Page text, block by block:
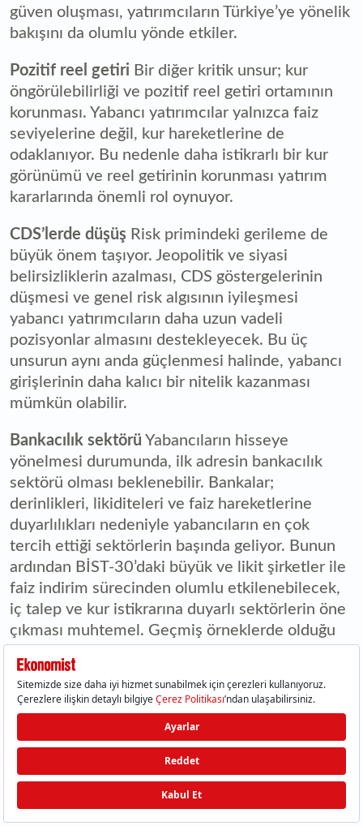
güven oluşması, yatırımcıların Türkiye’ye yönelik
bakışını da olumlu yönde etkiler.
Pozitif reel getiri Bir diğer kritik unsur; kur
öngörülebilirliği ve pozitif reel getiri ortamının
korunması. Yabancı yatırımcılar yalnızca faiz
seviyelerine değil, kur hareketlerine de
odaklanıyor. Bu nedenle daha istikrarlı bir kur
görünümü ve reel getirinin korunması yatırım
kararlarında önemli rol oynuyor.
CDS’lerde düşüş Risk primindeki gerileme de
büyük önem taşıyor. Jeopolitik ve siyasi
belirsizliklerin azalması, CDS göstergelerinin
düşmesi ve genel risk algısının iyileşmesi
yabancı yatırımcıların daha uzun vadeli
pozisyonlar almasını destekleyecek. Bu üç
unsurun aynı anda güçlenmesi halinde, yabancı
girişlerinin daha kalıcı bir nitelik kazanması
mümkün olabilir.
Bankacılık sektörü Yabancıların hisseye
yönelmesi durumunda, ilk adresin bankacılık
sektörü olması beklenebilir. Bankalar;
derinlikleri, likiditeleri ve faiz hareketlerine
duyarlılıkları nedeniyle yabancıların en çok
tercih ettiği sektörlerin başında geliyor. Bunun
ardından BİST-30’daki büyük ve likit şirketler ile
faiz indirim sürecinden olumlu etkilenebilecek,
iç talep ve kur istikrarına duyarlı sektörlerin öne
çıkması muhtemel. Geçmiş örneklerde olduğu
piyasanın lokomotifi konumundaki büyük
sermayeli ve yüksek likiditeli hisselerde
hissedilir.
Facebook ile paylaş